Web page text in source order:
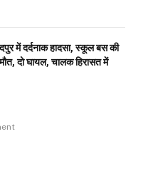
में दर्दनाक हादसा, स्कूल बस की
दो घायल, चालक हिरासत में